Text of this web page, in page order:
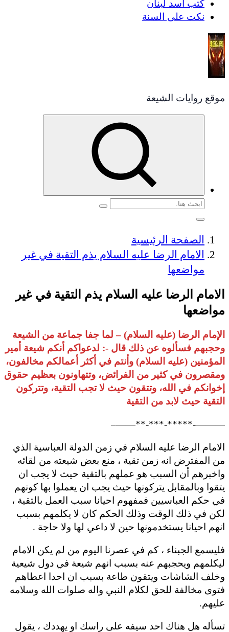
كتب أسد لبنان
نكت على السنة
موقع روايات الشيعة
البحث
عن:
الصفحة الرئيسية
الامام الرضا عليه السلام يذم التقية في غير
مواضعها
الامام الرضا عليه السلام يذم التقية في غير
مواضعها
الإمام الرضا (عليه السلام) – لما جفا جماعة من الشيعة
وحجبهم فسألوه عن ذلك قال -: لدعواكم أنكم شيعة أمير
المؤمنين (عليه السلام) وأنتم في أكثر أعمالكم مخالفون،
ومقصرون في كثير من الفرائض، وتتهاونون بعظيم حقوق
إخوانكم في الله، وتتقون حيث لا تجب التقية، وتتركون
التقية حيث لابد من التقية
———-*****-***-**——–
الامام الرضا عليه السلام في زمن الدولة العباسية الذي
من المفترض انه زمن تقية ، منع بعض شيعته من لقائه
واخبرهم أن السبب هو عملهم بالتقية حيث لا يجب ان
يتقوا وبالمقابل يتركونها حيث يجب ان يعملوا بها كونهم
في حكم العباسيين فمفهوم احيانا سبب العمل بالتقية ،
لكن في ذلك الوقت وذلك الحكم كان لا يكلمهم بسبب
انهم احيانا يستخدمونها حين لا داعي لها ولا حاجة .
فليسمع الجبناء ، كم في عصرنا اليوم من لم يكن الامام
ليكلمهم ويحجبهم عنه بسبب انهم شيعة في دول شيعية
وخلف الشاشات ويتقون طاعة بسبب ان احدا اعطاهم
فتوى مخالفة للحق لكلام النبي واله صلوات الله وسلامه
عليهم.
تسأله هل هناك احد سيفه على راسك او يهددك ، يقول